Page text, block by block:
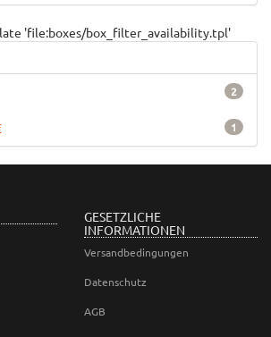
'file:boxes/box_filter_availability.tpl'
2
1
GESETZLICHE
INFORMATIONEN
Versandbedingungen
Datenschutz
AGB